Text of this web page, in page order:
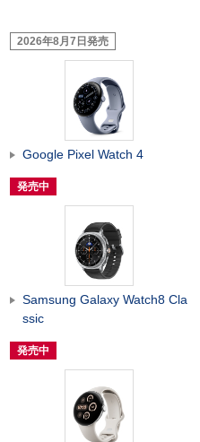
2026年8月7日発売
Google Pixel Watch 4
発売中
Samsung Galaxy Watch8 Cla
ssic
発売中